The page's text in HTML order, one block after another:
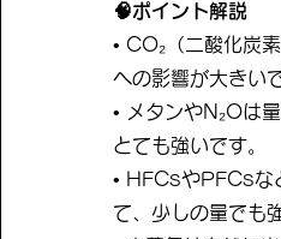
​🧠ポイント解説
• CO₂（二酸化炭
への影響が大きい
• メタンやN₂Oは
とても強いです。
• HFCsやPFCsな
て、少しの量でも